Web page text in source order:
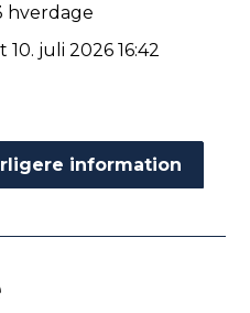
hverdage
juli 2026 16:42
information